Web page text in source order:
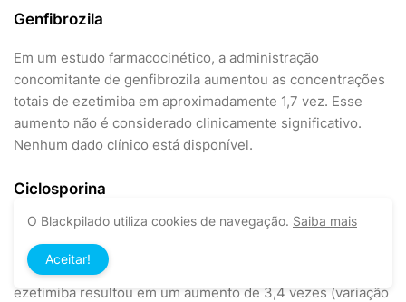
Genfibrozila
Em um estudo farmacocinético, a administração
concomitante de genfibrozila aumentou as concentrações
totais de ezetimiba em aproximadamente 1,7 vez. Esse
aumento não é considerado clinicamente significativo.
Nenhum dado clínico está disponível.
Ciclosporina
Em um estudo de oito pacientes pós-transplante renal com
depuração de creatinina >50 mL/min com uma dose
estável de ciclosporina, uma dose única de 10 mg de
ezetimiba resultou em um aumento de 3,4 vezes (variação
O Blackpilado utiliza cookies de navegação. Saiba mais
Aceitar!